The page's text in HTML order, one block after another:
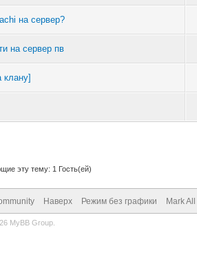
на сервер?
на сервер пв
клану]
эту тему: 1 Гость(ей)
Наверх Режим без графики Mark
MyBB Group